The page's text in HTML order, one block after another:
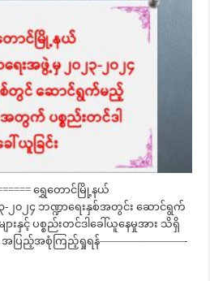
ရွှေတောင်မြို့နယ်
၂၀၂၄ ဘဏ္ဍာရေးနှစ်အတွင်း ဆောင်ရွက်
နှင့် ပစ္စည်းတင်ဒါခေါ်ယူနေမှုအား သိရှိ
- အပြည့်အစုံကြည့်ရှုရန်————————-